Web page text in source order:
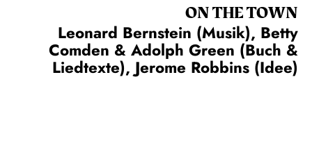
ON THE TOWN
Leonard Bernstein (Musik), Betty
Comden & Adolph Green (Buch &
Liedtexte), Jerome Robbins (Idee)